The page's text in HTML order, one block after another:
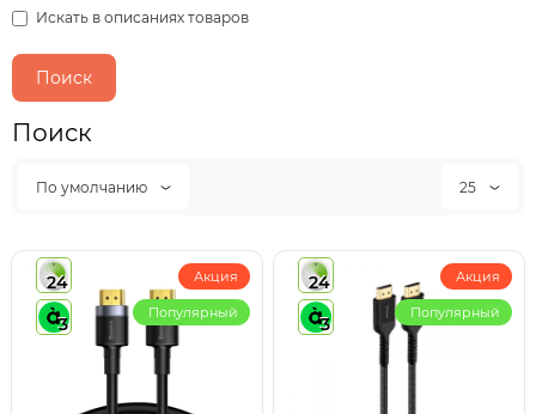
Искать в описаниях товаров
Поиск
По умолчанию 25
24
3
Акция
Популярный
24
3
Акция
Популярный